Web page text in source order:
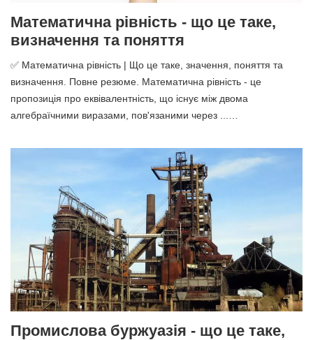
Математична рівність - що це таке,
визначення та поняття
✅ Математична рівність | Що це таке, значення, поняття та
визначення. Повне резюме. Математична рівність - це
пропозиція про еквівалентність, що існує між двома
алгебраїчними виразами, пов'язаними через ...…
Промислова буржуазія - що це таке,